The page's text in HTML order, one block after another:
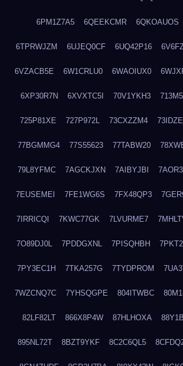
6PM1Z7A5 6QEEKCMR 6QKOAUOS
6TPRWJZM 6UJEQ0CF 6UQ42P16
6VZACB5E 6W1CRLU0 6WAOIUX0
6XP30R7N 6XVXTC5I 70V1YKH3
725P81XE 727P972L 73CXZZM4
77BGMMG4 77S55623 77TABW20
79L8YFMC 7AGCKJXN 7AIBYJBI
7EUSEMEI 7FE1WG6S 7FX48QP3
7IRRICQI 7KWC77GK 7LVURME7
7O89DJ0L 7PDDGXNL 7PISQHBH
7PY3EC1H 7TKA257G 7TYDPROM
7WZCNQ7C 7YHSQGPE 804ITWBC
82LF82LT 866X8P4W 87HLHOXA
895NL72T 8BZT9YKF 8C2C6QL5